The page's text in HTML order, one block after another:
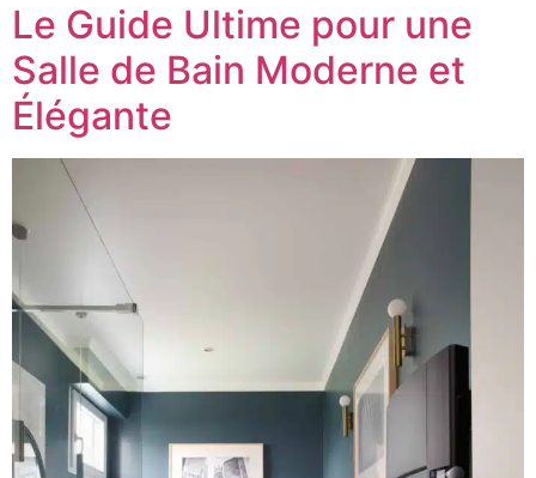
Le Guide Ultime pour une
Salle de Bain Moderne et
Élégante